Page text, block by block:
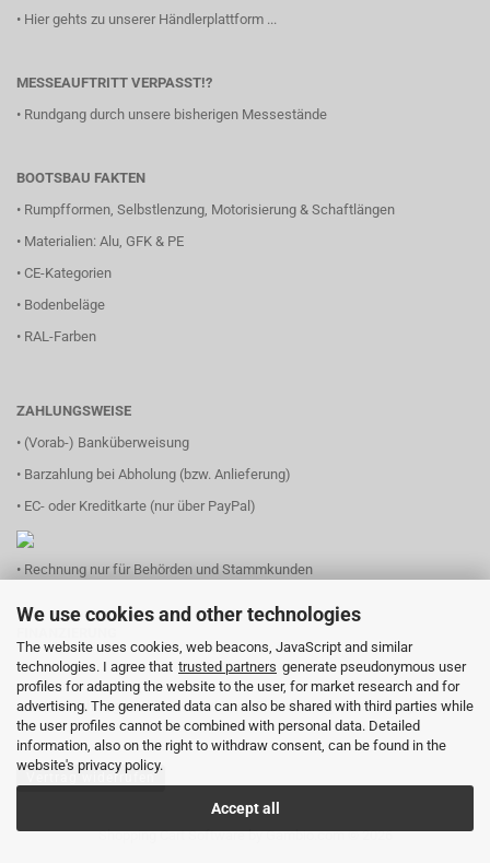
We use cookies and other technologies
The website uses cookies, web beacons, JavaScript and similar
technologies. I agree that trusted partners generate pseudonymous user
profiles for adapting the website to the user, for market research and for
advertising. The generated data can also be shared with third parties while
the user profiles cannot be combined with personal data. Detailed
information, also on the right to withdraw consent, can be found in the
website's privacy policy.
Accept all
• Hier gehts zu unserer Händlerplattform ...
MESSEAUFTRITT VERPASST!?
• Rundgang durch unsere bisherigen Messestände
BOOTSBAU FAKTEN
• Rumpfformen, Selbstlenzung, Motorisierung & Schaftlängen
• Materialien: Alu, GFK & PE
• CE-Kategorien
• Bodenbeläge
• RAL-Farben
ZAHLUNGSWEISE
• (Vorab-) Banküberweisung
• Barzahlung bei Abholung (bzw. Anlieferung)
• EC- oder Kreditkarte (nur über PayPal)
• Rechnung nur für Behörden und Stammkunden
(einfach Logo anklicken und Ihren Finanzierungsbedarf eingeben)
Vertrag widerrufen
Shopping Cart Softwareby Gambio.com © 2026